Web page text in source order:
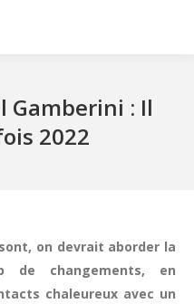
Gamberini : Il
2022
on devrait aborder la
de changements, en
chaleureux avec un